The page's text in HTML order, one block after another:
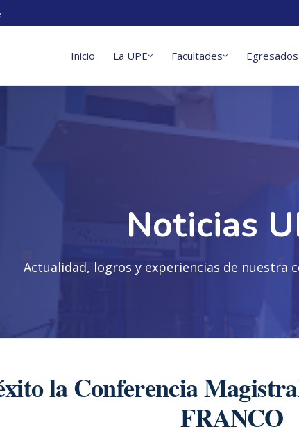
Inicio La UPE Facultades Egresados
Noticias
Actualidad, logros y experiencias de nuestra
la Conferencia
FRANCO